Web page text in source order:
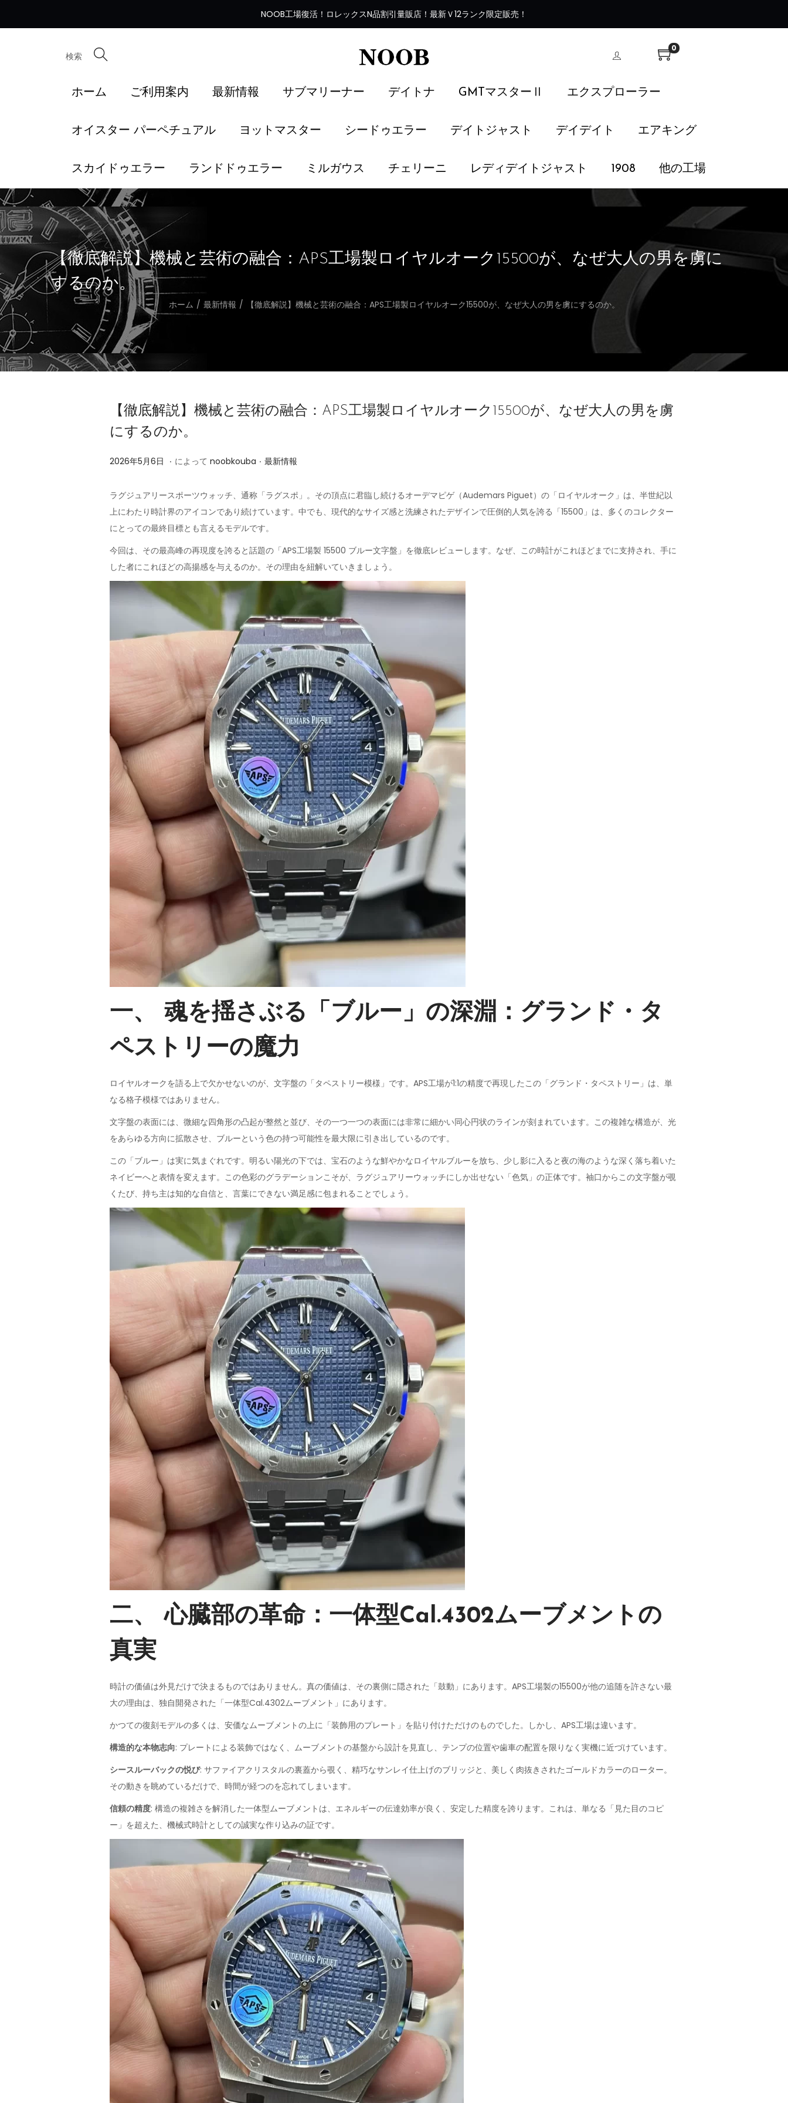
NOOB工場復活 ！ ロレックスN品割引量販店！最新Ｖ12ランク限定販売！
検索
0
ホーム ご利用案内 最新情報 サブマリーナー デイトナ GMTマスターⅡ エクスプローラー
オイスター パーペチュアル ヨットマスター シードゥエラー デイトジャスト デイデイト エアキング
スカイドゥエラー ランドドゥエラー ミルガウス チェリーニ レディデイトジャスト 1908 他の工場
【徹底解説】機械と芸術の融合：APS工場製ロイヤルオーク15500が、なぜ大人の男を虜に
するのか。
ホーム / 最新情報 / 【徹底解説】機械と芸術の融合：APS工場製ロイヤルオーク15500が、なぜ大人の男を虜にするのか。
【徹底解説】機械と芸術の融合：APS工場製ロイヤルオーク15500が、なぜ大人の男を虜
にするのか。
投
日
2026年5月6日 2
2
6
年
. によって noobkouba . 投
日
最新情報
ラグジュアリースポーツウォッチ、通称「ラグスポ」。その頂点に君臨し続けるオーデマピゲ（Audemars Piguet）の「ロイヤルオーク」は、半世紀以
上にわたり時計界のアイコンであり続けています。中でも、現代的なサイズ感と洗練されたデザインで圧倒的人気を誇る「15500」は、多くのコレクター
にとっての最終目標とも言えるモデルです。
今回は、その最高峰の再現度を誇ると話題の「APS工場製 15500 ブルー文字盤」を徹底レビューします。なぜ、この時計がこれほどまでに支持され、手に
した者にこれほどの高揚感を与えるのか。その理由を紐解いていきましょう。
一、 魂を揺さぶる「ブルー」の深淵：グランド・タ
ペストリーの魔力
ロイヤルオークを語る上で欠かせないのが、文字盤の「タペストリー模様」です。APS工場が1:1の精度で再現したこの「グランド・タペストリー」は、単
なる格子模様ではありません。
文字盤の表面には、微細な四角形の凸起が整然と並び、その一つ一つの表面には非常に細かい同心円状のラインが刻まれています。この複雑な構造が、光
をあらゆる方向に拡散させ、ブルーという色の持つ可能性を最大限に引き出しているのです。
この「ブルー」は実に気まぐれです。明るい陽光の下では、宝石のような鮮やかなロイヤルブルーを放ち、少し影に入ると夜の海のような深く落ち着いた
ネイビーへと表情を変えます。この色彩のグラデーションこそが、ラグジュアリーウォッチにしか出せない「色気」の正体です。袖口からこの文字盤が覗
くたび、持ち主は知的な自信と、言葉にできない満足感に包まれることでしょう。
二、 心臓部の革命：一体型Cal.4302ムーブメントの
真実
時計の価値は外見だけで決まるものではありません。真の価値は、その裏側に隠された「鼓動」にあります。APS工場製の15500が他の追随を許さない最
大の理由は、独自開発された「一体型Cal.4302ムーブメント」にあります。
かつての復刻モデルの多くは、安価なムーブメントの上に「装飾用のプレート」を貼り付けただけのものでした。しかし、APS工場は違います。
構造的な本物志向: プレートによる装飾ではなく、ムーブメントの基盤から設計を見直し、テンプの位置や歯車の配置を限りなく実機に近づけています。
シースルーバックの悦び: サファイアクリスタルの裏蓋から覗く、精巧なサンレイ仕上げのブリッジと、美しく肉抜きされたゴールドカラーのローター。
その動きを眺めているだけで、時間が経つのを忘れてしまいます。
信頼の精度: 構造の複雑さを解消した一体型ムーブメントは、エネルギーの伝達効率が良く、安定した精度を誇ります。これは、単なる「見た目のコピ
ー」を超えた、機械式時計としての誠実な作り込みの証です。